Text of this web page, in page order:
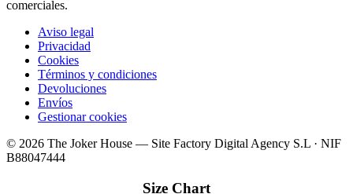
comerciales.
Aviso legal
Privacidad
Cookies
Términos y condiciones
Devoluciones
Envíos
Gestionar cookies
© 2026 The Joker House — Site Factory Digital Agency S.L · NIF
B88047444
Size Chart